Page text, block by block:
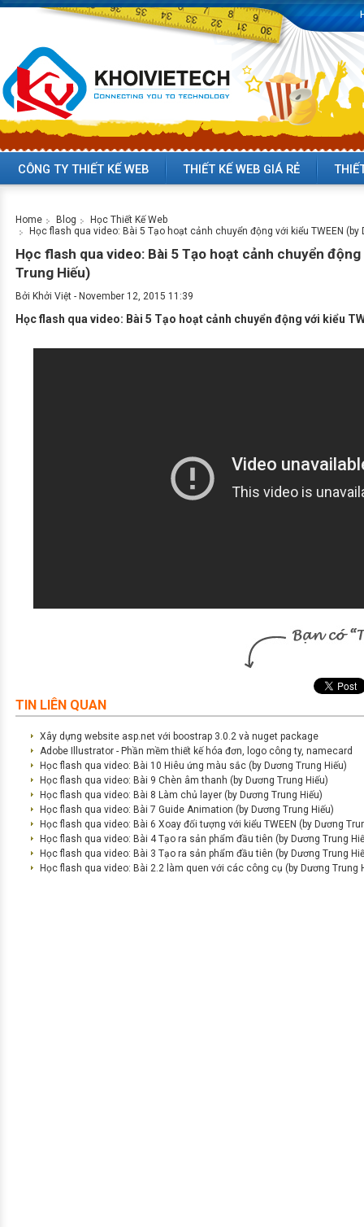
CÔNG TY THIẾT KẾ WEB THIẾT KẾ WEB GIÁ RẺ
Home Blog
Học Thiết Kế Web
Học flash qua video: Bài 5 Tạo hoạt cảnh chuyển động với kiểu TWEEN (by
Học flash qua video: Bài 5 Tạo hoạt cảnh chuyển động
Trung Hiếu)
Bởi Khởi Việt - November 12, 2015 11:39
Học flash qua video: Bài 5 Tạo hoạt cảnh chuyển động với kiểu
TIN LIÊN QUAN
Xây dựng website asp.net với boostrap 3.0.2 và nuget package
Adobe Illustrator - Phần mềm thiết kế hóa đơn, logo công ty, namecard
Học flash qua video: Bài 10 Hiêu ứng màu sắc (by Dương Trung Hiếu)
Học flash qua video: Bài 9 Chèn âm thanh (by Dương Trung Hiếu)
Học flash qua video: Bài 8 Làm chủ layer (by Dương Trung Hiếu)
Học flash qua video: Bài 7 Guide Animation (by Dương Trung Hiếu)
Học flash qua video: Bài 6 Xoay đối tượng với kiểu TWEEN (by Dương
Học flash qua video: Bài 4 Tạo ra sản phẩm đầu tiên (by Dương Trung
Học flash qua video: Bài 3 Tạo ra sản phẩm đầu tiên (by Dương Trung
Học flash qua video: Bài 2.2 làm quen với các công cụ (by Dương Trung